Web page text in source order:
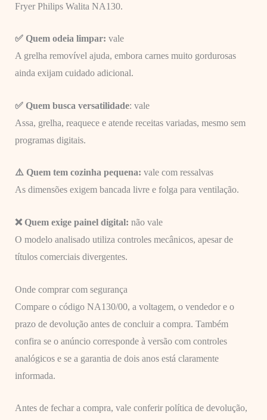
Fryer Philips Walita NA130.
✅ Quem odeia limpar: vale
A grelha removível ajuda, embora carnes muito gordurosas
ainda exijam cuidado adicional.
✅ Quem busca versatilidade: vale
Assa, grelha, reaquece e atende receitas variadas, mesmo sem
programas digitais.
⚠️ Quem tem cozinha pequena: vale com ressalvas
As dimensões exigem bancada livre e folga para ventilação.
❌ Quem exige painel digital: não vale
O modelo analisado utiliza controles mecânicos, apesar de
títulos comerciais divergentes.
Onde comprar com segurança
Compare o código NA130/00, a voltagem, o vendedor e o
prazo de devolução antes de concluir a compra. Também
confira se o anúncio corresponde à versão com controles
analógicos e se a garantia de dois anos está claramente
informada.
Antes de fechar a compra, vale conferir política de devolução,